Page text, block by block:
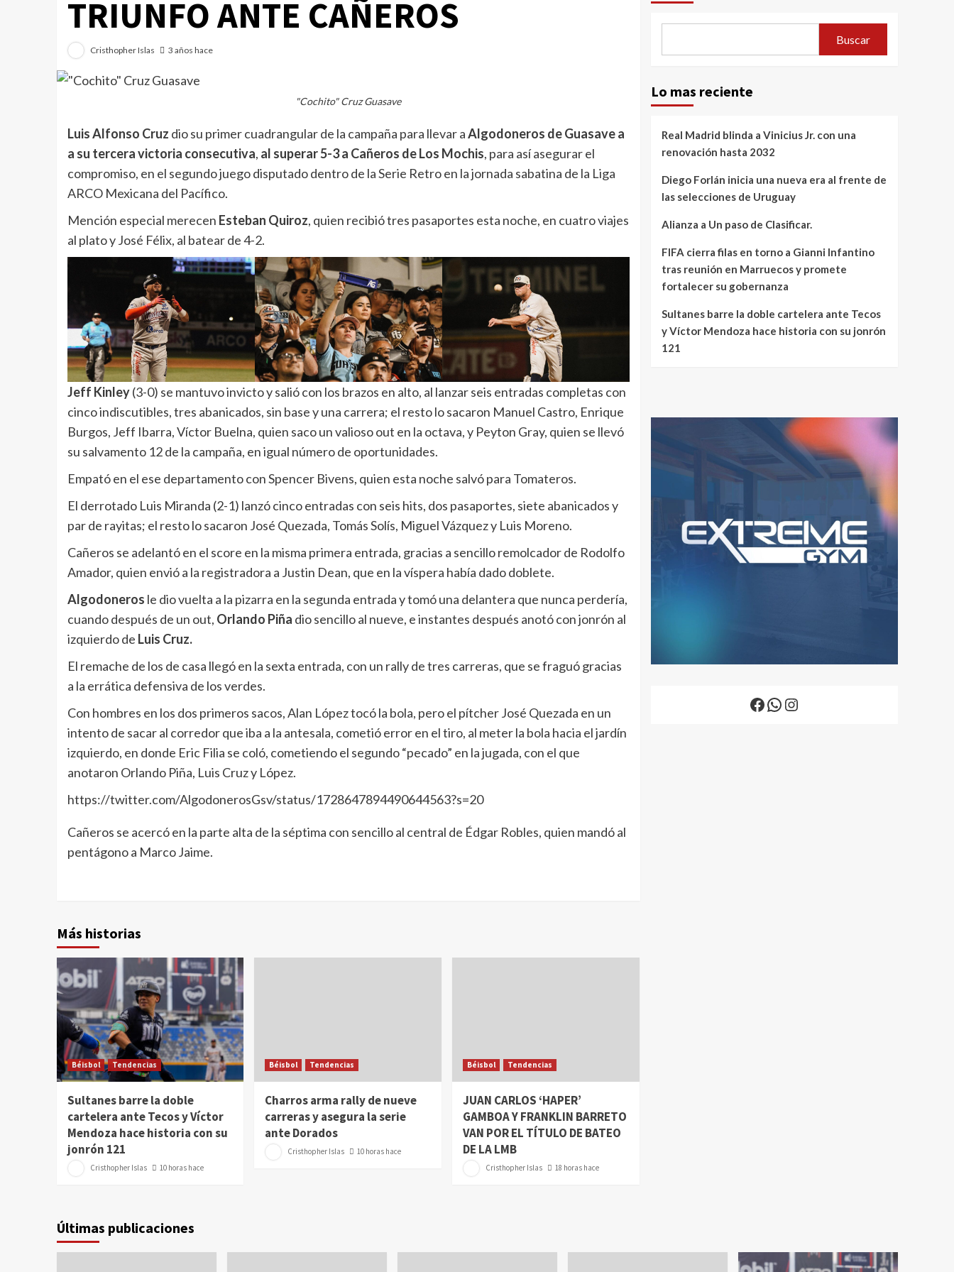
TRIUNFO ANTE CAÑEROS
Cristhopher Islas 3 años hace
"Cochito" Cruz Guasave
Luis Alfonso Cruz dio su primer cuadrangular de la campaña para llevar aAlgodoneros de Guasave a
a su tercera victoria consecutiva, al superar 5-3 a Cañeros de Los Mochis, para así asegurar el
compromiso, en el segundo juego disputado dentro de la Serie Retro en la jornada sabatina de la Liga
ARCO Mexicana del Pacífico.
Mención especial merecen Esteban Quiroz, quien recibió tres pasaportes esta noche, en cuatro viajes
al plato y José Félix, al batear de 4-2.
Jeff Kinley(3-0) se mantuvo invicto y salió con los brazos en alto, al lanzar seis entradas completas con
cinco indiscutibles, tres abanicados, sin base y una carrera; el resto lo sacaron Manuel Castro, Enrique
Burgos, Jeff Ibarra, Víctor Buelna, quien saco un valioso out en la octava, y Peyton Gray, quien se llevó
su salvamento 12 de la campaña, en igual número de oportunidades.
Empató en el ese departamento con Spencer Bivens, quien esta noche salvó para Tomateros.
El derrotado Luis Miranda (2-1) lanzó cinco entradas con seis hits, dos pasaportes, siete abanicados y
par de rayitas; el resto lo sacaron José Quezada, Tomás Solís, Miguel Vázquez y Luis Moreno.
Cañeros se adelantó en el score en la misma primera entrada, gracias a sencillo remolcador de Rodolfo
Amador, quien envió a la registradora a Justin Dean, que en la víspera había dado doblete.
Algodoneros le dio vuelta a la pizarra en la segunda entrada y tomó una delantera que nunca perdería,
cuando después de un out, Orlando Piña dio sencillo al nueve, e instantes después anotó con jonrón al
izquierdo de Luis Cruz.
El remache de los de casa llegó en la sexta entrada, con un rally de tres carreras, que se fraguó gracias
a la errática defensiva de los verdes.
Con hombres en los dos primeros sacos, Alan López tocó la bola, pero el pítcher José Quezada en un
intento de sacar al corredor que iba a la antesala, cometió error en el tiro, al meter la bola hacia el jardín
izquierdo, en donde Eric Filia se coló, cometiendo el segundo “pecado” en la jugada, con el que
anotaron Orlando Piña, Luis Cruz y López.
https://twitter.com/AlgodonerosGsv/status/1728647894490644563?s=20
Cañeros se acercó en la parte alta de la séptima con sencillo al central de Édgar Robles, quien mandó al
pentágono a Marco Jaime.
Más historias
Béisbol Tendencias
Sultanes barre la doble
cartelera ante Tecos y Víctor
Mendoza hace historia con su
jonrón 121
Cristhopher Islas 10 horas hace
Béisbol Tendencias
Charros arma rally de nueve
carreras y asegura la serie
ante Dorados
Cristhopher Islas 10 horas hace
Béisbol Tendencias
JUAN CARLOS ‘HAPER’
GAMBOA Y FRANKLIN BARRETO
VAN POR EL TÍTULO DE BATEO
DE LA LMB
Cristhopher Islas 18 horas hace
Buscar
Lo mas reciente
Real Madrid blinda a Vinicius Jr. con una
renovación hasta 2032
Diego Forlán inicia una nueva era al frente de
las selecciones de Uruguay
Alianza a Un paso de Clasificar.
FIFA cierra filas en torno a Gianni Infantino
tras reunión en Marruecos y promete
fortalecer su gobernanza
Sultanes barre la doble cartelera ante Tecos
y Víctor Mendoza hace historia con su jonrón
121
Facebook
WhatsApp
Instagram
Últimas publicaciones